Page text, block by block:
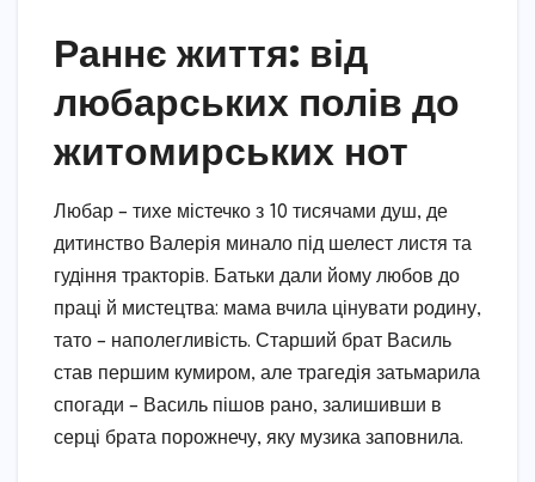
Раннє життя: від
любарських полів до
житомирських нот
Любар – тихе містечко з 10 тисячами душ, де
дитинство Валерія минало під шелест листя та
гудіння тракторів. Батьки дали йому любов до
праці й мистецтва: мама вчила цінувати родину,
тато – наполегливість. Старший брат Василь
став першим кумиром, але трагедія затьмарила
спогади – Василь пішов рано, залишивши в
серці брата порожнечу, яку музика заповнила.